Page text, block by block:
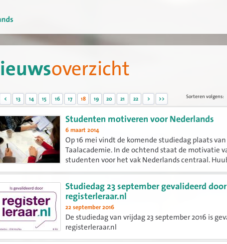
overzicht
< 13 14 15 16 17 18 19 20 21 22 > >> Sorteren volgens:
Studenten motiveren voor Nederlands
6 maart 2014
Op 16 mei vindt de komende studiedag plaats
Taalacademie. In de ochtend staat de motivatie
studenten voor het vak Nederlands centraal.
Youngworks zal spreken over hoe je voor energie
zorgt bij...
Studiedag 23 september gevalideerd door
registerleraar.nl
22 september 2016
De studiedag van vrijdag 23 september 2016 is
registerleraar.nl